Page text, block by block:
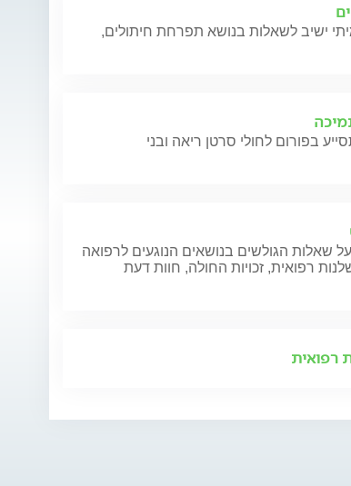
ישיב לשאלות בנושא תפרחת חיתולים,
בפורום לחולי סרטן ריאה ובני
על שאלות הגולשים בנושאים הנוגעים לרפואה
רפואית, זכויות החולה, חוות דעת
רפואית